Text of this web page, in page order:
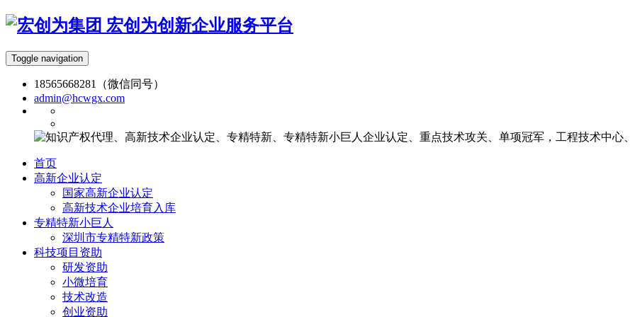
宏创为创新企业服务平台
Toggle navigation
18565668281（微信同号）
admin@hcwgx.com
首页
高新企业认定
国家高新企业认定
高新技术企业培育入库
专精特新小巨人
深圳市专精特新政策
科技项目资助
研发资助
小微培育
技术改造
创业资助